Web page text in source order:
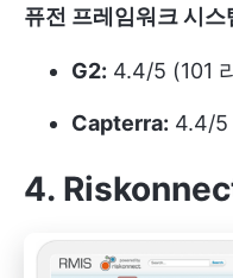
퓨전 프레임워크 시스
G2: 4.4/5 (101
Capterra: 4.4/5
4.